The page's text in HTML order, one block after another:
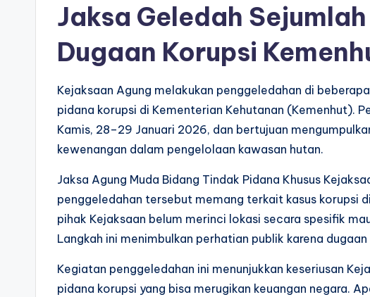
Jaksa Geledah
Dugaan Korupsi
Kejaksaan Agung melakukan penggeledahan di
pidana korupsi di Kementerian Kehutanan (Kemenhut).
Kamis, 28–29 Januari 2026, dan bertujuan
kewenangan dalam pengelolaan kawasan hutan.
Jaksa Agung Muda Bidang Tindak Pidana Khusus
penggeledahan tersebut memang terkait kasus korupsi
pihak Kejaksaan belum merinci lokasi secara spesifik
Langkah ini menimbulkan perhatian publik karena
Kegiatan penggeledahan ini menunjukkan keseriusan
pidana korupsi yang bisa merugikan keuangan negara.